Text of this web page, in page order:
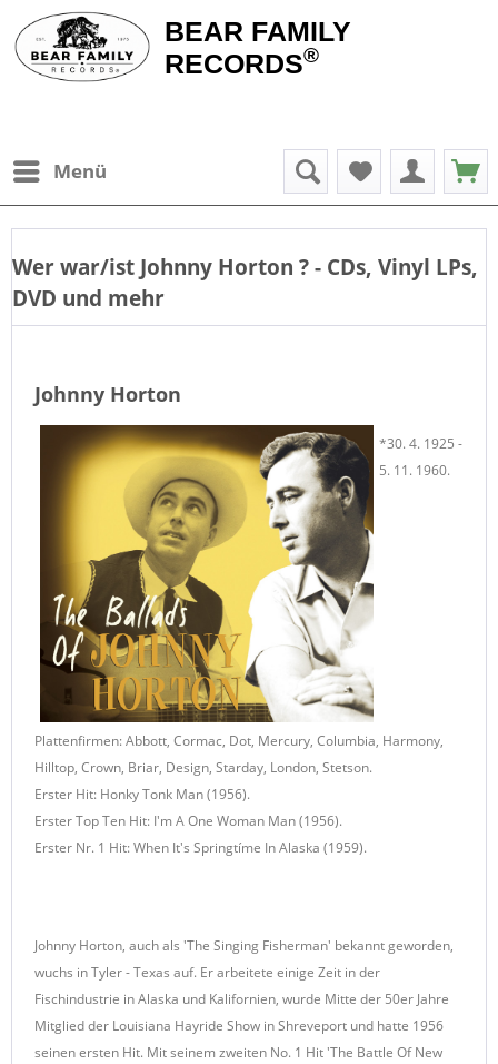
BEAR FAMILY
RECORDS®
Menü
Wer war/ist Johnny Horton ? - CDs, Vinyl LPs,
DVD und mehr
Johnny Horton
*30. 4. 1925 -
5. 11. 1960.
Plattenfirmen: Abbott, Cormac, Dot, Mercury, Columbia, Harmony,
Hilltop, Crown, Briar, Design, Starday, London, Stetson.
Erster Hit: Honky Tonk Man (1956).
Erster Top Ten Hit: I'm A One Woman Man (1956).
Erster Nr. 1 Hit: When It's Springtíme In Alaska (1959).
Johnny Horton, auch als 'The Singing Fisherman' bekannt geworden,
wuchs in Tyler - Texas auf. Er arbeitete einige Zeit in der
Fischindustrie in Alaska und Kalifornien, wurde Mitte der 50er Jahre
Mitglied der Louisiana Hayride Show in Shreveport und hatte 1956
seinen ersten Hit. Mit seinem zweiten No. 1 Hit 'The Battle Of New